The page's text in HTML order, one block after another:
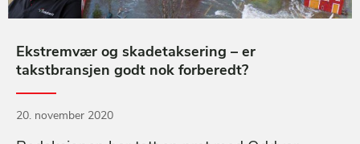
Ekstremvær og skadetaksering – er
takstbransjen godt nok forberedt?
20. november 2020